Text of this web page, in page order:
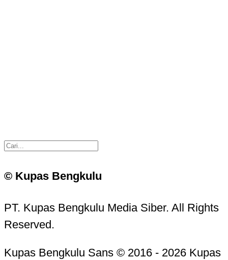
© Kupas Bengkulu
PT. Kupas Bengkulu Media Siber. All Rights
Reserved.
Kupas Bengkulu Sans © 2016 - 2026 Kupas